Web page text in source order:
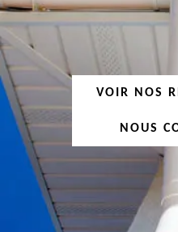
VOIR NOS
NOUS